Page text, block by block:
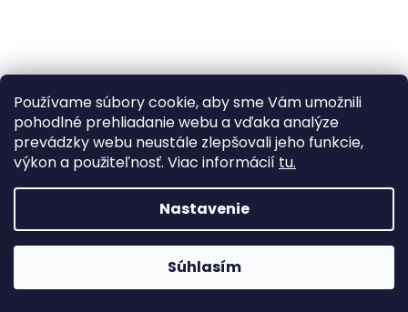
Používame súbory cookie, aby sme Vám umožnili
pohodlné prehliadanie webu a vďaka analýze
prevádzky webu neustále zlepšovali jeho funkcie,
výkon a použiteľnosť. Viac informácií tu.
Nastavenie
Súhlasím
CBS VESA plate